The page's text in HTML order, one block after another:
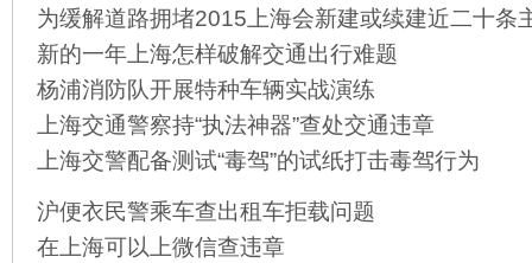
为缓解道路拥堵2015上海会新建或续建近二十条
新的一年上海怎样破解交通出行难题
杨浦消防队开展特种车辆实战演练
上海交通警察持“执法神器”查处交通违章
上海交警配备测试“毒驾”的试纸打击毒驾行为
沪便衣民警乘车查出租车拒载问题
在上海可以上微信查违章